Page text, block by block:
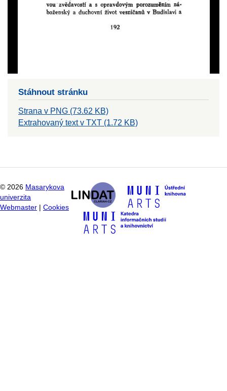
Stáhnout stránku
Strana v PNG (73.62 KB)
Extrahovaný text v TXT (1.72 KB)
© 2026 Masarykova
univerzita
Webmaster
Cookies